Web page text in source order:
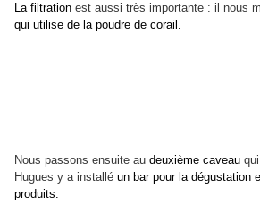
La filtration est aussi très importante : il nous
qui utilise de la poudre de corail.
Nous passons ensuite au deuxième caveau
Hugues y a installé un bar pour la dégustation
produits.